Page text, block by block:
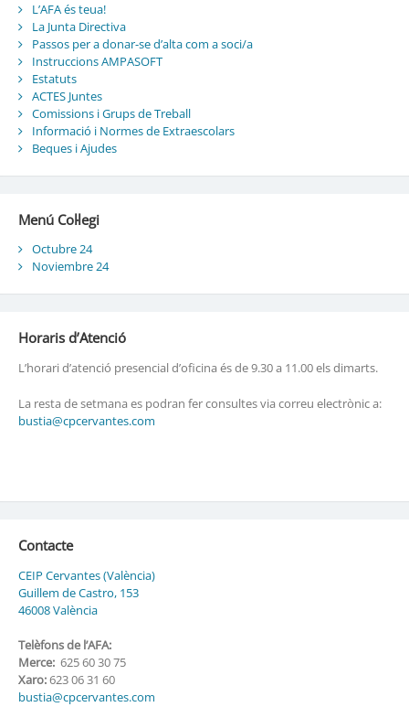
L’AFA és teua!
La Junta Directiva
Passos per a donar-se d’alta com a soci/a
Instruccions AMPASOFT
Estatuts
ACTES Juntes
Comissions i Grups de Treball
Informació i Normes de Extraescolars
Beques i Ajudes
Menú Col·legi
Octubre 24
Noviembre 24
Horaris d’Atenció
L’horari d’atenció presencial d’oficina és de 9.30 a 11.00 els dimarts.
La resta de setmana es podran fer consultes via correu electrònic a:
bustia@cpcervantes.com
Contacte
CEIP Cervantes (València)
Guillem de Castro, 153
46008 València
Telèfons de l’AFA:
Merce:625 60 30 75
Xaro:623 06 31 60
bustia@cpcervantes.com